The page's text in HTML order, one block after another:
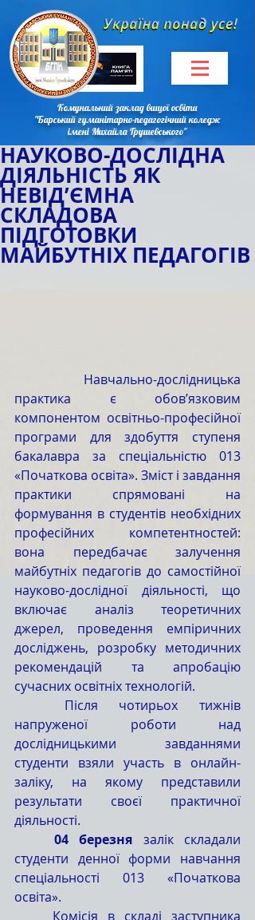
Комунальний заклад вищої освіти
"Барський гуманітарно-педагогічний коледж
імені Михайла Грушевського"
НАУКОВО-ДОСЛІДНА
ДІЯЛЬНІСТЬ ЯК
НЕВІД’ЄМНА
СКЛАДОВА
ПІДГОТОВКИ
МАЙБУТНІХ ПЕДАГОГІВ
практика є обов’язковим
компонентом освітньо-професійної
програми для здобуття ступеня
бакалавра за спеціальністю 013
«Початкова освіта». Зміст і завдання
практики спрямовані на
формування в студентів необхідних
професійних компетентностей:
вона передбачає залучення
майбутніх педагогів до самостійної
науково-дослідної діяльності, що
включає аналіз теоретичних
джерел, проведення емпіричних
досліджень, розробку методичних
рекомендацій та апробацію
сучасних освітніх технологій.
напруженої роботи над
дослідницькими завданнями
студенти взяли участь в онлайн-
заліку, на якому представили
результати своєї практичної
діяльності.
	04 березня
залік складали
студенти денної форми навчання
спеціальності 013 «Початкова
освіта».